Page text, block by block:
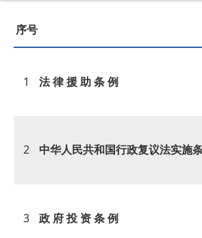
序号
1 法 律 援 助 条 例
2 中华人民共和国行政复议法实施
3 政 府 投 资 条 例